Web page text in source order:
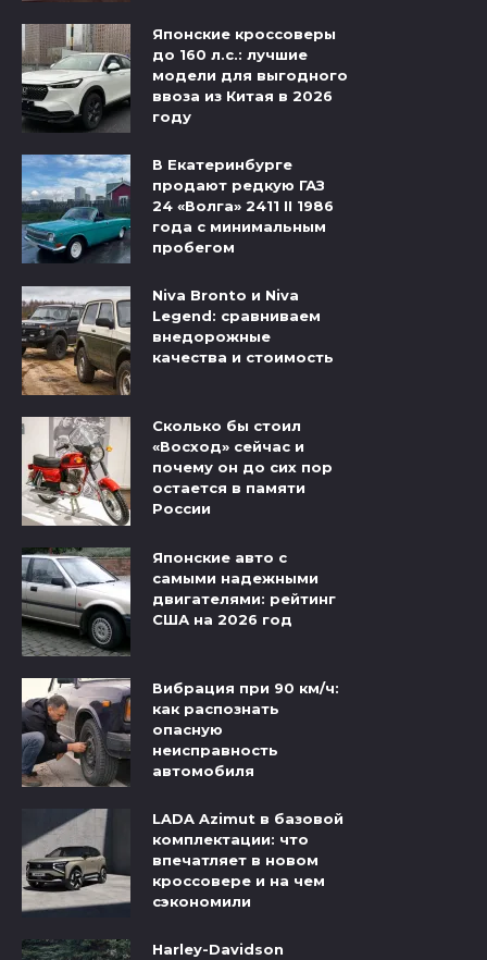
Японские кроссоверы
до 160 л.с.: лучшие
модели для выгодного
ввоза из Китая в 2026
году
В Екатеринбурге
продают редкую ГАЗ
24 «Волга» 2411 II 1986
года с минимальным
пробегом
Niva Bronto и Niva
Legend: сравниваем
внедорожные
качества и стоимость
Сколько бы стоил
«Восход» сейчас и
почему он до сих пор
остается в памяти
России
Японские авто с
самыми надежными
двигателями: рейтинг
США на 2026 год
Вибрация при 90 км/ч:
как распознать
опасную
неисправность
автомобиля
LADA Azimut в базовой
комплектации: что
впечатляет в новом
кроссовере и на чем
сэкономили
Harley-Davidson